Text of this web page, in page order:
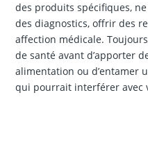
des produits spécifiques,
des diagnostics, offrir des
affection médicale.
de santé avant d’apporter
alimentation ou d’entamer
qui pourrait interférer avec